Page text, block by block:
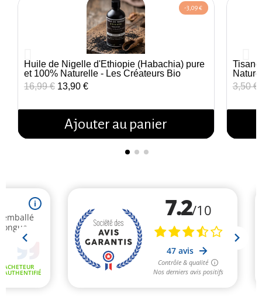
Aperçu rapide
-3,09 €
Huile de Nigelle d'Éthiopie (Habachia) pure
et 100% Naturelle - Les Créateurs Bio
16,99 € 13,90 €
Ajouter au panier
3,50 €